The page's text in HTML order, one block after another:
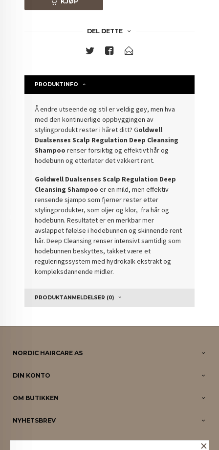
DEL DETTE
PRODUKTINFO
Å endre utseende og stil er veldig gøy, men hva
med den kontinuerlige oppbyggingen av
stylingprodukt rester i håret ditt? Goldwell
Dualsenses Scalp Regulation Deep Cleansing
Shampoo renser forsiktig og effektivt hår og
hodebunn og etterlater det vakkert rent.
Goldwell Dualsenses Scalp Regulation Deep
Cleansing Shampoo er en mild, men effektiv
rensende sjampo som fjerner rester etter
stylingprodukter, som oljer og klor, fra hår og
hodebunn. Resultatet er en merkbar mer
avslappet følelse i hodebunnen og skinnende rent
hår. Deep Cleansing renser intensivt samtidig som
hodebunnen beskyttes, takket være et
reguleringssystem med hydrokalk ekstrakt og
kompleksdannende midler.
PRODUKTANMELDELSER (0)
NORDIC HAIRCARE AS
DIN KONTO
OM BUTIKKEN
NYHETSBREV
PARTNERE ×